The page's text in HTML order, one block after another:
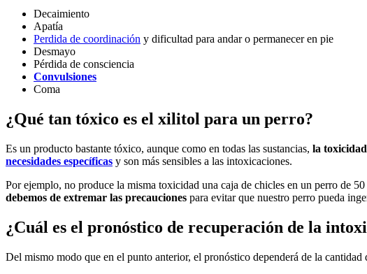
Decaimiento
Apatía
Perdida de coordinación y dificultad para andar o permanecer en pie
Desmayo
Pérdida de consciencia
Convulsiones
Coma
¿Qué tan tóxico es el xilitol para un perro?
Es un producto bastante tóxico, aunque como en todas las sustancias, la
necesidades específicas y son más sensibles a las intoxicaciones.
Por ejemplo, no produce la misma toxicidad una caja de chicles en un perro de
debemos de extremar las precauciones para evitar que nuestro perro pueda
¿Cuál es el pronóstico de recuperación de la
Del mismo modo que en el punto anterior, el pronóstico dependerá de la